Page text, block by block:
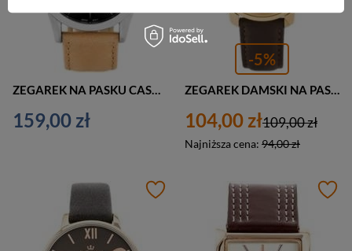
159,00 zł
-5%
104,00 zł
Najniższa cena: 94,00 zł
109,00 zł